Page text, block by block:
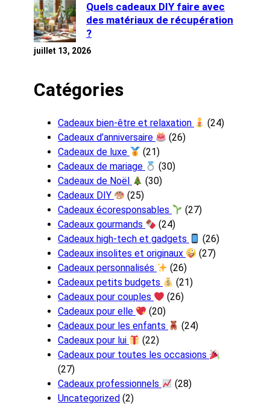
Quels cadeaux DIY faire avec
des matériaux de récupération
?
juillet 13, 2026
Catégories
Cadeaux bien-être et relaxation
(24)
Cadeaux d’anniversaire
(26)
Cadeaux de luxe
(21)
Cadeaux de mariage
(30)
Cadeaux de Noël
(30)
Cadeaux DIY
(25)
Cadeaux écoresponsables
(27)
Cadeaux gourmands
(24)
Cadeaux high-tech et gadgets
(26)
Cadeaux insolites et originaux
(27)
Cadeaux personnalisés
(26)
Cadeaux petits budgets
(21)
Cadeaux pour couples
(26)
Cadeaux pour elle
(20)
Cadeaux pour les enfants
(24)
Cadeaux pour lui
(22)
Cadeaux pour toutes les occasions
(27)
Cadeaux professionnels
(28)
Uncategorized (2)